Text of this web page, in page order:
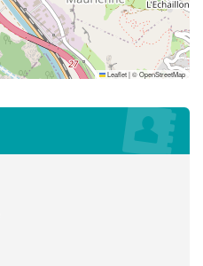
Leaflet|©OpenStreetMap